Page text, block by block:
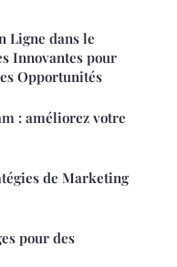
Ligne dans le
Innovantes pour
Opportunités
: améliorez votre
de Marketing
pour des